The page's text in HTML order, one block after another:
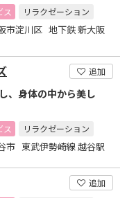
ス リラクゼーション
市淀川区 地下鉄 新大阪
追加
、身体の中から美し
ス リラクゼーション
市 東武伊勢崎線 越谷駅
追加